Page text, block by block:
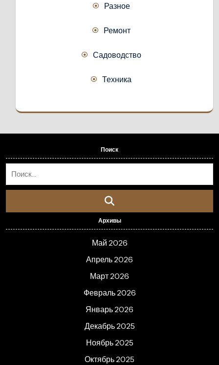
Разное
Ремонт
Садоводство
Техника
Поиск
Архивы
Май 2026
Апрель 2026
Март 2026
Февраль 2026
Январь 2026
Декабрь 2025
Ноябрь 2025
Октябрь 2025